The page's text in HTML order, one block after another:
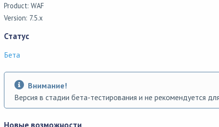
Product: WAF
Version: 7.5.x
Статус
Бета
Внимание!
Версия в стадии бета-тестирования и не рекомендуется